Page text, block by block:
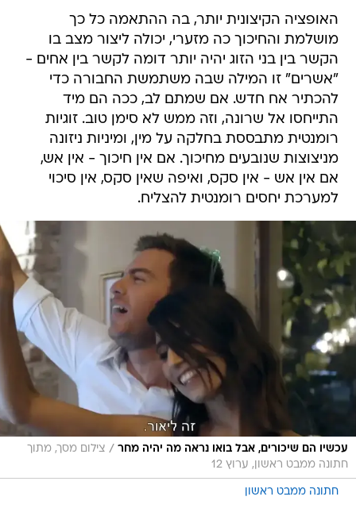
האופציה הקיצונית יותר, בה ההתאמה כל כך
מושלמת והחיכוך כה מזערי, יכולה ליצור מצב בו
הקשר בין בני הזוג יהיה יותר דומה לקשר בין אחים -
"אשרים" זו המילה שבה משתמשת החבורה כדי
להכתיר אח חדש. אם שמתם לב, ככה הם מיד
התייחסו אל שרונה, וזה ממש לא סימן טוב. זוגיות
רומנטית מתבססת בחלקה על מין, ומיניות ניזונה
מניצוצות שנובעים מחיכוך. אם אין חיכוך - אין אש,
אם אין אש - אין סקס, ואיפה שאין סקס, אין סיכוי
למערכת יחסים רומנטית להצליח.
עכשיו הם שיכורים, אבל בואו נראה מה יהיה מחר / צילום מסך, מתוך
חתונה ממבט ראשון, ערוץ 12
חתונה ממבט ראשון